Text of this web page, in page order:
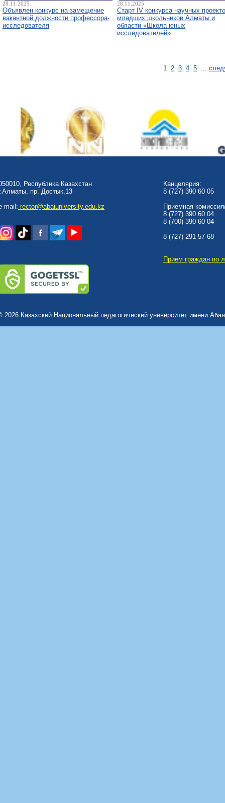
28.11.2025
Объявлен конкурс на замещение
вакантной должности профессора-
исследователя
28.11.2025
Старт IV конкурса научных
младших школьников Алматы и
области «Школа юных
исследователей»
1 2 3 4 5 ...
Республика Казахстан
пр. Достык,13
mail: rector@abaiuniversity.edu.kz
Канцелярия:
8 (727) 390 60 05
Приемная
8 (727) 390 60 04
8 (700) 390 60 04
8 (727) 291 57 68
Прием граждан по
2026 Казахский Национальный педагогический университет имени Абая